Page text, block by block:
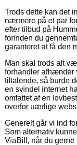
Trods dette kan det
nærmere på et par
efter tilbud på
forinden du
garanteret at få den
Man skal trods alt
forhandler afhænder
tiltalende, så burde
en svindel internet
omfattet af en
overfor uærlige
Generelt går vi ind
Som alternativ
ViaBill, når du gerne